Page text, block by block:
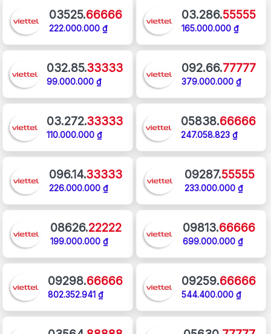
03525.66666
222.000.000 ₫
03.286.55555
165.000.000 ₫
032.85.33333
99.000.000 ₫
092.66.77777
379.000.000 ₫
03.272.33333
110.000.000 ₫
05838.66666
247.058.823 ₫
096.14.33333
226.000.000 ₫
09287.55555
233.000.000 ₫
08626.22222
199.000.000 ₫
09813.66666
699.000.000 ₫
09298.66666
802.352.941 ₫
09259.66666
544.400.000 ₫